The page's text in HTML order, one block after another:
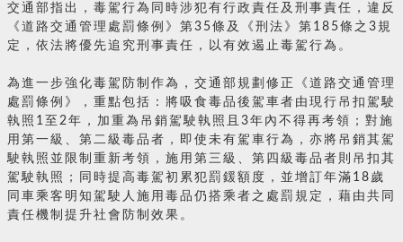
交通部指出，毒駕行為同時涉犯有行政責任及刑事責任，違反
《道路交通管理處罰條例》第35條及《刑法》第185條之3規
定，依法將優先追究刑事責任，以有效遏止毒駕行為。
為進一步強化毒駕防制作為，交通部規劃修正《道路交通管理
處罰條例》，重點包括：將吸食毒品後駕車者由現行吊扣駕駛
執照1至2年，加重為吊銷駕駛執照且3年內不得再考領；對施
用第一級、第二級毒品者，即使未有駕車行為，亦將吊銷其駕
駛執照並限制重新考領，施用第三級、第四級毒品者則吊扣其
駕駛執照；同時提高毒駕初累犯罰鍰額度，並增訂年滿18歲
同車乘客明知駕駛人施用毒品仍搭乘者之處罰規定，藉由共同
責任機制提升社會防制效果。